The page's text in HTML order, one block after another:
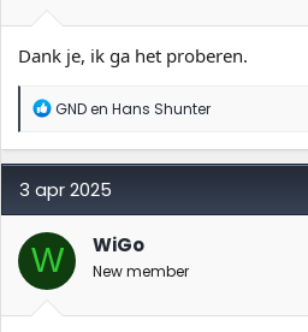
n
:
Dank je, ik ga het proberen.
W
a
r
d
e
r
i
n
g
n
GNDen Hans Shunter
3 apr 2025
W WiGo
New member